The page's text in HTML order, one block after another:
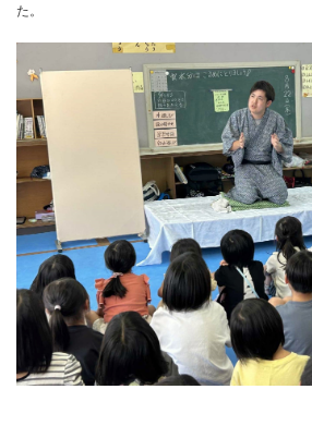
た。